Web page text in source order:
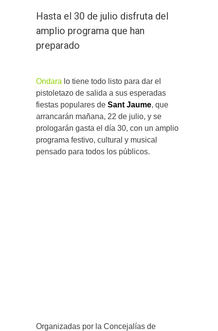
Hasta el 30 de julio disfruta del
amplio programa que han
preparado
Ondara lo tiene todo listo para dar el
pistoletazo de salida a sus esperadas
fiestas populares de Sant Jaume, que
arrancarán mañana, 22 de julio, y se
prologarán gasta el día 30, con un amplio
programa festivo, cultural y musical
pensado para todos los públicos.
Organizadas por la Concejalías de